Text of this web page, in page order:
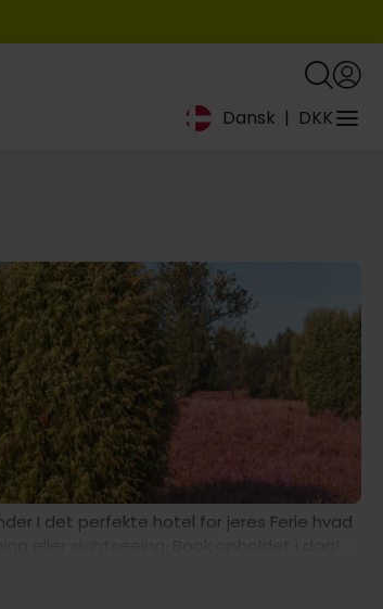
Dansk | DKK
I det perfekte hotel for jeres Ferie hvad